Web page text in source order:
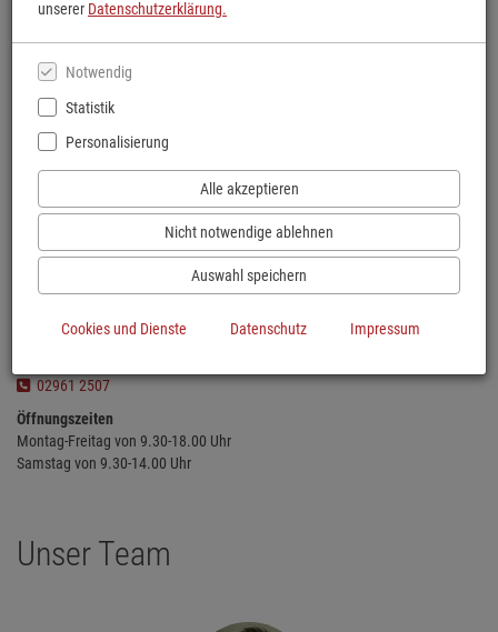
unserer Datenschutzerklärung.
Notwendig
Statistik
Personalisierung
Alle akzeptieren
Nicht notwendige ablehnen
Auswahl speichern
Cookies und Dienste Datenschutz Impressum
Bücher Podszun GmbH
Bahnhofstraße
02961 2507
Öffnungszeiten
Montag-Freitag von 9.30-18.00 Uhr
Samstag von 9.30-14.00 Uhr
Unser Team